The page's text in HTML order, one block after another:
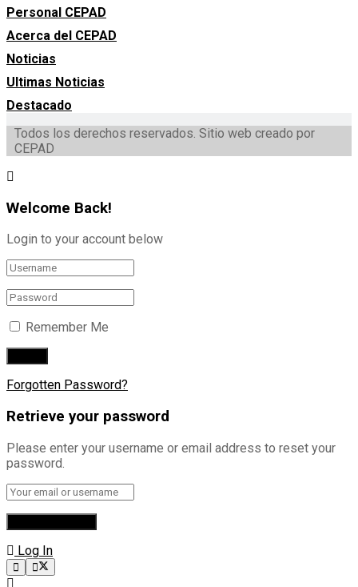
Personal CEPAD
Acerca del CEPAD
Noticias
Ultimas Noticias
Destacado
Todos los derechos reservados. Sitio web creado por
CEPAD
Welcome Back!
Login to your account below
Remember Me
Forgotten Password?
Retrieve your password
Please enter your username or email address to reset your
password.
Log In